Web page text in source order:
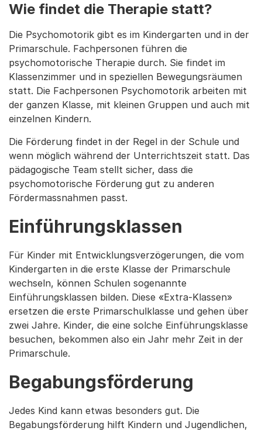
Wie findet die Therapie statt?
Die Psychomotorik gibt es im Kindergarten und in der
Primarschule. Fachpersonen führen die
psychomotorische Therapie durch. Sie findet im
Klassenzimmer und in speziellen Bewegungsräumen
statt. Die Fachpersonen Psychomotorik arbeiten mit
der ganzen Klasse, mit kleinen Gruppen und auch mit
einzelnen Kindern.
Die Förderung findet in der Regel in der Schule und
wenn möglich während der Unterrichtszeit statt. Das
pädagogische Team stellt sicher, dass die
psychomotorische Förderung gut zu anderen
Fördermassnahmen passt.
Einführungsklassen
Für Kinder mit Entwicklungsverzögerungen, die vom
Kindergarten in die erste Klasse der Primarschule
wechseln, können Schulen sogenannte
Einführungsklassen bilden. Diese «Extra-Klassen»
ersetzen die erste Primarschulklasse und gehen über
zwei Jahre. Kinder, die eine solche Einführungsklasse
besuchen, bekommen also ein Jahr mehr Zeit in der
Primarschule.
Begabungsförderung
Jedes Kind kann etwas besonders gut. Die
Begabungsförderung hilft Kindern und Jugendlichen,